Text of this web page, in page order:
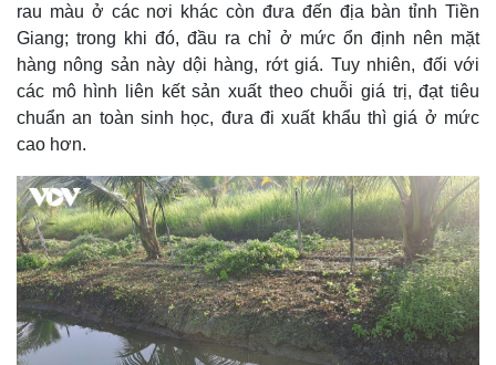
Khởi nghiệp
Tiêu dùng
Tỷ giá
Chứng khoán
Giá cà phê
rau màu ở các nơi khác còn đưa đến địa bàn tỉnh Tiền
Giang; trong khi đó, đầu ra chỉ ở mức ổn định nên mặt
hàng nông sản này dội hàng, rớt giá. Tuy nhiên, đối với
các mô hình liên kết sản xuất theo chuỗi giá trị, đạt tiêu
chuẩn an toàn sinh học, đưa đi xuất khẩu thì giá ở mức
cao hơn.